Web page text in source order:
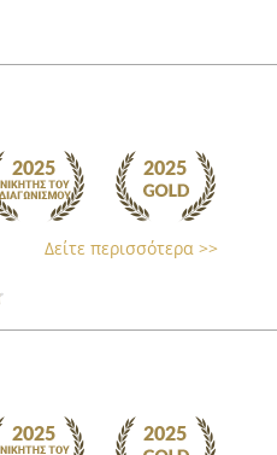
Δείτε περισσότερα >>